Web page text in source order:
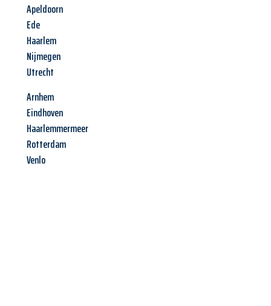
Apeldoorn
Ede
Haarlem
Nijmegen
Utrecht
Arnhem
Eindhoven
Haarlemmermeer
Rotterdam
Venlo